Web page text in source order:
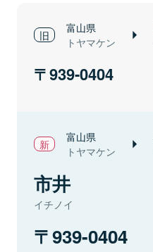
富山県
トヤマケン
939-0404
富山県
トヤマケン
市井
イチノイ
939-0404